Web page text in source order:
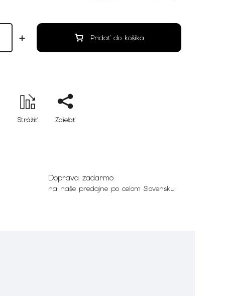
Pridať do košíka
Strážiť Zdieľať
Doprava zadarmo
na naše predajne po celom Slovensku